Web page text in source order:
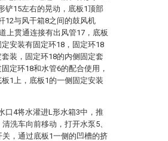
铲15左右的晃动，底板1顶部
12与风干箱8之间的鼓风机
上贯通连接有出风管17，底板
安装有固定环18，固定环18
装，固定环18的内侧固定套
定环18和水管6的配合使用，
1上，底板1的一侧固定安装
口4将水灌进L形水箱3中，推
洗车向前移动，打开水泵5、
，通过底板1一侧的凹槽的挤